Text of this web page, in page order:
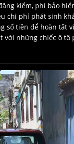
kiểm, phí bảo
chi phí phát sinh
số tiền để hoàn tất
với những chiếc ô tô